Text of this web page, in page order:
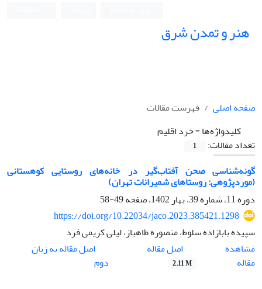
هنر و تمدن شرق
صفحه اصلی
فهرست مقالات
کلیدواژه‌ها =خرد اقلیم
تعداد مقالات:
1
گونه‌شناسی صحن آفتاب‌گیر در خانه‌های روستایی کوهستانی
(موردپژوهی: روستاهای شمیرانات تهران)
دوره 11، شماره 39، بهار 1402، صفحه
49-58
https://doi.org/10.22034/jaco.2023.385421.1298
سپیده بابازاده سلوط، منصوره طاهباز، لیلی کریمی فرد
مشاهده
مقاله
اصل مقاله
2.11 M
اصل مقاله به زبان
دوم